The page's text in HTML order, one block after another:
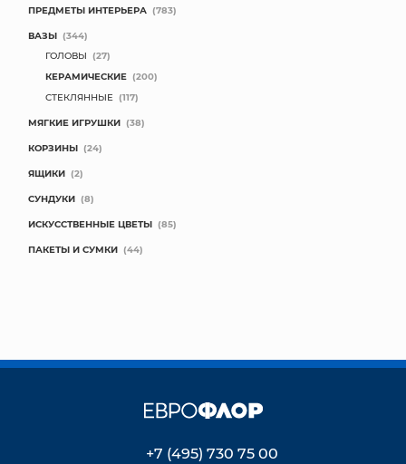
ПРЕДМЕТЫ ИНТЕРЬЕРА (783)
ВАЗЫ (344)
ГОЛОВЫ (27)
КЕРАМИЧЕСКИЕ (200)
СТЕКЛЯННЫЕ (117)
МЯГКИЕ ИГРУШКИ (38)
КОРЗИНЫ (24)
ЯЩИКИ (2)
СУНДУКИ (8)
ИСКУССТВЕННЫЕ ЦВЕТЫ (85)
ПАКЕТЫ И СУМКИ (44)
+7 (495) 730 75 00